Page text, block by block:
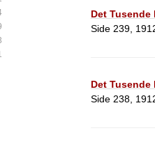
Det
Side 239,
Det
Side 238,